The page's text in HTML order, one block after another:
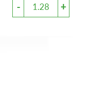
- +